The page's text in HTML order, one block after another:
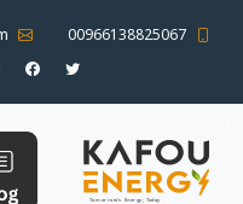
00966138825067